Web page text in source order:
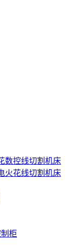
数控线切割机床
火花线切割机床
柜